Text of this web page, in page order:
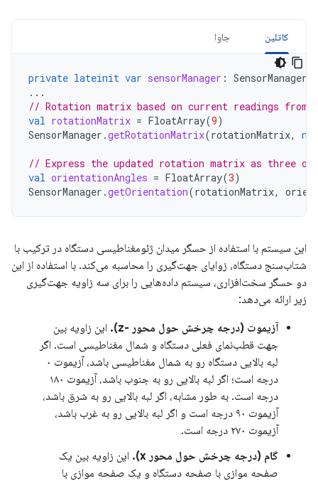
کاتلین جاوا
private lateinit var sensorManager : SensorManager
...
// Rotation matrix based on current readings from
val rotationMatrix = FloatArray(9)
SensorManager .getRotationMatrix(rotationMatrix,
// Express the updated rotation matrix as three
val orientationAngles = FloatArray(3)
SensorManager .getOrientation(rotationMatrix,
این سیستم با استفاده از حسگر میدان ژئومغناطیسی دستگاه در ترکیب با
شتاب‌سنج دستگاه، زوایای جهت‌گیری را محاسبه می‌کند. با استفاده از این
دو حسگر سخت‌افزاری، سیستم داده‌هایی را برای سه زاویه جهت‌گیری
زیر ارائه می‌دهد:
آزیموت (درجه چرخش حول محور -z).
این زاویه بین
جهت قطب‌نمای فعلی دستگاه و شمال مغناطیسی است. اگر
لبه بالایی دستگاه رو به شمال مغناطیسی باشد، آزیموت ۰
درجه است؛ اگر لبه بالایی رو به جنوب باشد، آزیموت ۱۸۰
درجه است. به طور مشابه، اگر لبه بالایی رو به شرق باشد،
آزیموت ۹۰ درجه است و اگر لبه بالایی رو به غرب باشد،
آزیموت ۲۷۰ درجه است.
گام (درجه چرخش حول محور x).
این زاویه بین یک
صفحه موازی با صفحه دستگاه و یک صفحه موازی با